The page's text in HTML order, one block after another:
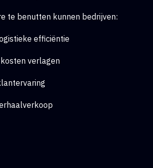
te benutten kunnen bedrijven:
efficiëntie
verlagen